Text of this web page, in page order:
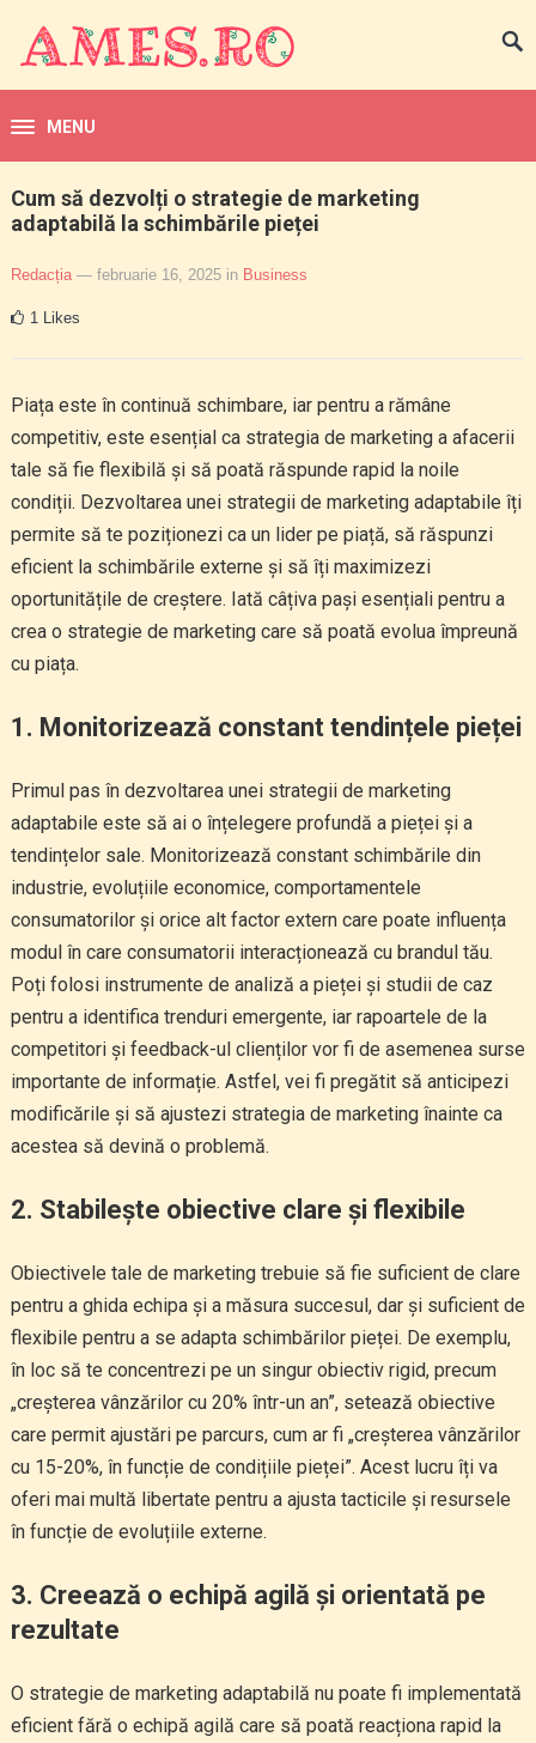
MENU
Cum să dezvolți o strategie de marketing
adaptabilă la schimbările pieței
Redacția — februarie 16, 2025 in Business
1 Likes
Piața este în continuă schimbare, iar pentru a rămâne
competitiv, este esențial ca strategia de marketing a afacerii
tale să fie flexibilă și să poată răspunde rapid la noile
condiții. Dezvoltarea unei strategii de marketing adaptabile îți
permite să te poziționezi ca un lider pe piață, să răspunzi
eficient la schimbările externe și să îți maximizezi
oportunitățile de creștere. Iată câțiva pași esențiali pentru a
crea o strategie de marketing care să poată evolua împreună
cu piața.
1. Monitorizează constant tendințele pieței
Primul pas în dezvoltarea unei strategii de marketing
adaptabile este să ai o înțelegere profundă a pieței și a
tendințelor sale. Monitorizează constant schimbările din
industrie, evoluțiile economice, comportamentele
consumatorilor și orice alt factor extern care poate influența
modul în care consumatorii interacționează cu brandul tău.
Poți folosi instrumente de analiză a pieței și studii de caz
pentru a identifica trenduri emergente, iar rapoartele de la
competitori și feedback-ul clienților vor fi de asemenea surse
importante de informație. Astfel, vei fi pregătit să anticipezi
modificările și să ajustezi strategia de marketing înainte ca
acestea să devină o problemă.
2. Stabilește obiective clare și flexibile
Obiectivele tale de marketing trebuie să fie suficient de clare
pentru a ghida echipa și a măsura succesul, dar și suficient de
flexibile pentru a se adapta schimbărilor pieței. De exemplu,
în loc să te concentrezi pe un singur obiectiv rigid, precum
„creșterea vânzărilor cu 20% într-un an”, setează obiective
care permit ajustări pe parcurs, cum ar fi „creșterea vânzărilor
cu 15-20%, în funcție de condițiile pieței”. Acest lucru îți va
oferi mai multă libertate pentru a ajusta tacticile și resursele
în funcție de evoluțiile externe.
3. Creează o echipă agilă și orientată pe
rezultate
O strategie de marketing adaptabilă nu poate fi implementată
eficient fără o echipă agilă care să poată reacționa rapid la